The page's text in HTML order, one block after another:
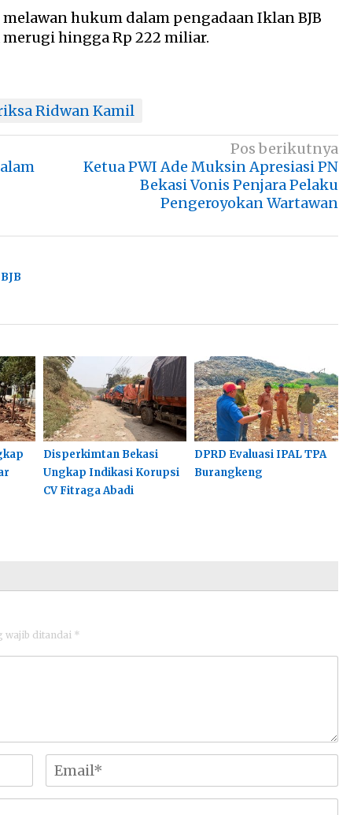
hukum dalam pengadaan Iklan BJB
hingga Rp 222 miliar.
Ridwan Kamil
Pos berikutnya
Ketua PWI Ade Muksin Apresiasi PN
Bekasi Vonis Penjara Pelaku
Pengeroyokan Wartawan
Disperkimtan Bekasi
Ungkap Indikasi Korupsi
CV Fitraga Abadi
DPRD Evaluasi IPAL TPA
Burangkeng
wajib ditandai *